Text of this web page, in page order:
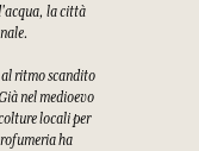
la città
al ritmo scandito
nel medioevo
locali per
ha